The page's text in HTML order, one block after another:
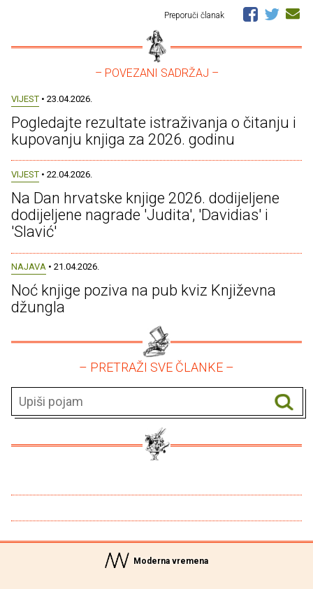
Preporuči članak
– POVEZANI SADRŽAJ –
VIJEST • 23.04.2026.
Pogledajte rezultate istraživanja o čitanju i
kupovanju knjiga za 2026. godinu
VIJEST • 22.04.2026.
Na Dan hrvatske knjige 2026. dodijeljene
dodijeljene nagrade 'Judita', 'Davidias' i
'Slavić'
NAJAVA • 21.04.2026.
Noć knjige poziva na pub kviz Književna
džungla
– PRETRAŽI SVE ČLANKE –
Moderna vremena